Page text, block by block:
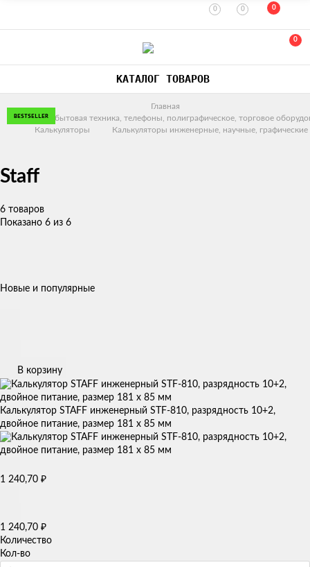
0 0 0
0
КАТАЛОГ ТОВАРОВ
Главная
Офисная и бытовая техника, телефоны, полиграфическое, торговое
Калькуляторы
Калькуляторы инженерные, научные, графические
Staff
6 товаров
Показано 6 из 6
Новые и популярные
BESTSELLER
В корзину
Калькулятор STAFF инженерный STF-810, разрядность 10+2,
двойное питание, размер 181 х 85 мм
1 240,70 ₽
1 240,70 ₽
Количество
Кол-во
BESTSELLER
BESTSELLER
BESTSELLER